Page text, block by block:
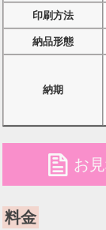
印刷方法
納品形態
納期
file お
料金